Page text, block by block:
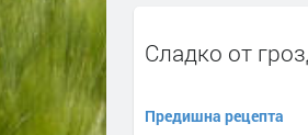
Сладко от
Предишна рецепта